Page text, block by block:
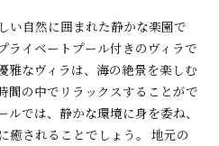
い自然に囲まれた静かな楽園で
ライベートプール付きのヴィラで
雅なヴィラは、海の絶景を楽しむ
間の中でリラックスすることがで
では、静かな環境に身を委ね、
癒されることでしょう。 地元の